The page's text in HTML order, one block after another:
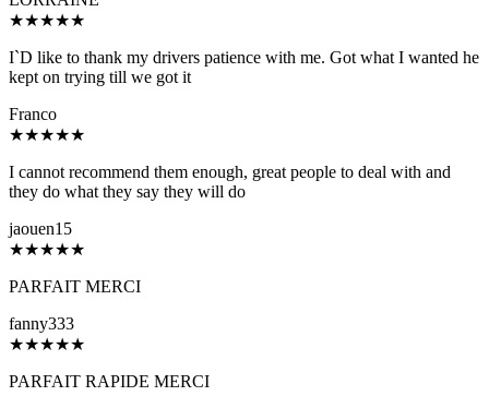
★★★★★
I`D like to thank my drivers patience with me. Got what I wanted he
kept on trying till we got it
Franco
★★★★★
I cannot recommend them enough, great people to deal with and
they do what they say they will do
jaouen15
★★★★★
PARFAIT MERCI
fanny333
★★★★★
PARFAIT RAPIDE MERCI